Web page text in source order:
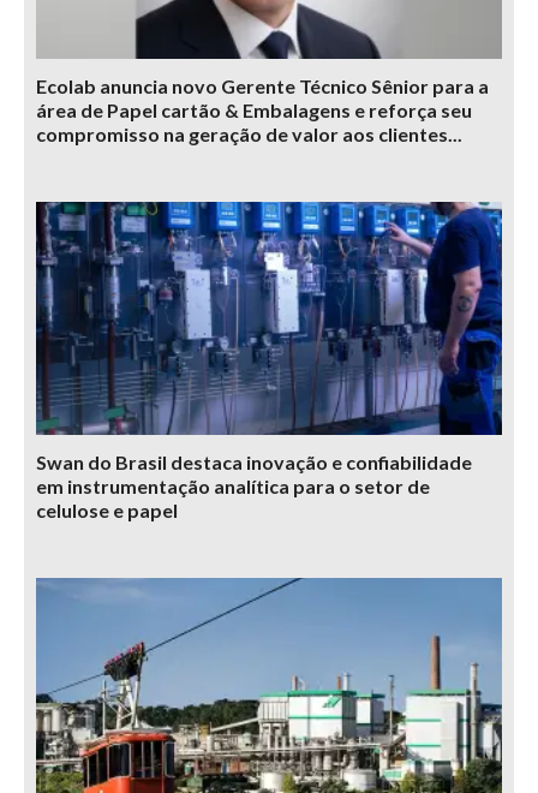
Ecolab anuncia novo Gerente Técnico Sênior para a
área de Papel cartão & Embalagens e reforça seu
compromisso na geração de valor aos clientes...
Swan do Brasil destaca inovação e confiabilidade
em instrumentação analítica para o setor de
celulose e papel